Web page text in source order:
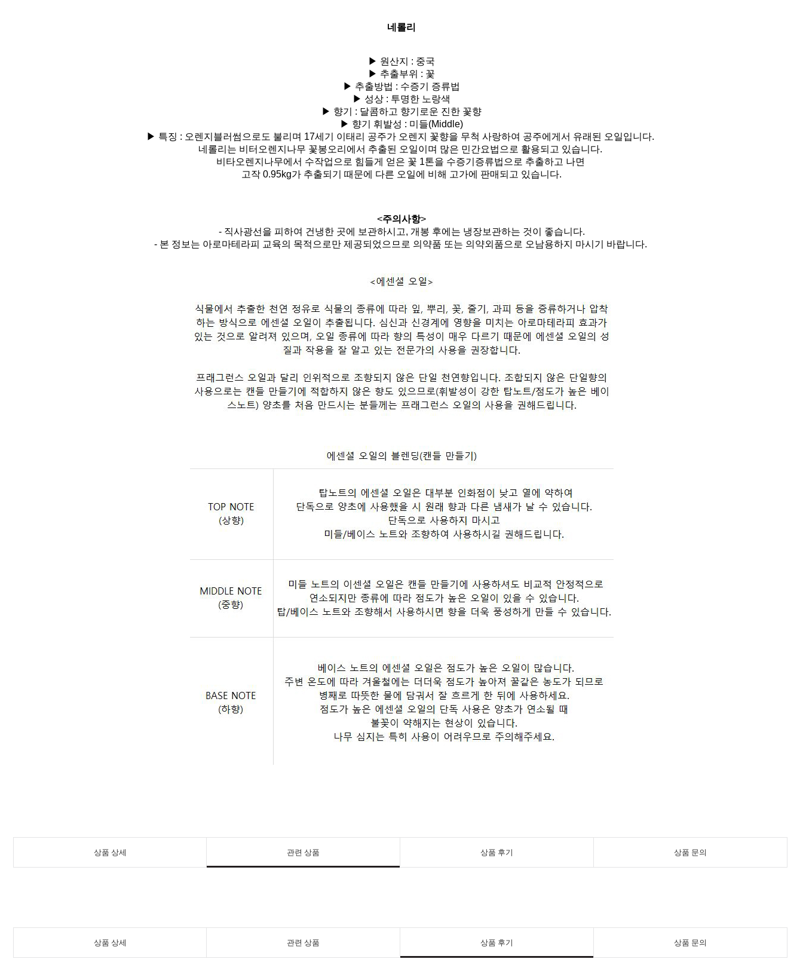
네롤리
▶ 원산지 : 중국
▶ 추출부위 : 꽃
▶ 추출방법 : 수증기 증류법
▶ 성상 : 투명한 노랑색
▶ 향기 : 달콤하고 향기로운 진한 꽃향
▶ 향기 휘발성 : 미들(Middle)
▶ 특징 : 오렌지블러썸으로도 불리며 17세기 이태리 공주가 오렌지 꽃향을 무척 사랑하여 공주에게서 유래된 오일입니다.
네롤리는 비터오렌지나무 꽃봉오리에서 추출된 오일이며 많은 민간요법으로 활용되고 있습니다.
비타오렌지나무에서 수작업으로 힘들게 얻은 꽃 1톤을 수증기증류법으로 추출하고 나면
고작 0.95kg가 추출되기 때문에 다른 오일에 비해 고가에 판매되고 있습니다.
<주의사항>
- 직사광선을 피하여 건냉한 곳에 보관하시고, 개봉 후에는 냉장보관하는 것이 좋습니다.
- 본 정보는 아로마테라피 교육의 목적으로만 제공되었으므로 의약품 또는 의약외품으로 오남용하지 마시기 바랍니다.
상품 상세 관련 상품 상품 후기 상품 문의
상품 상세 관련 상품 상품 후기 상품 문의